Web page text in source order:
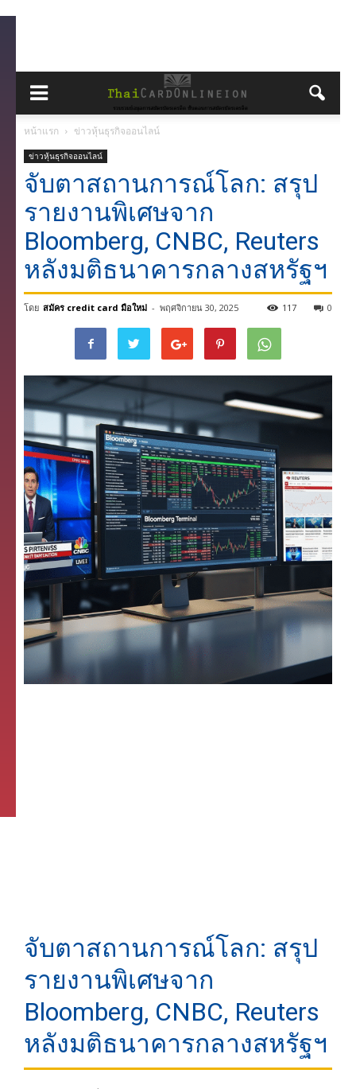
หน้าแรก ข่าวหุ้นธุรกิจออนไลน์
ข่าวหุ้นธุรกิจออนไลน์
จับตาสถานการณ์โลก: สรุป
รายงานพิเศษจาก
Bloomberg, CNBC, Reuters
หลังมติธนาคารกลางสหรัฐฯ
โดย สมัคร credit card มือใหม่ - พฤศจิกายน 30, 2025 0
117
จับตาสถานการณ์โลก: สรุป
รายงานพิเศษจาก
Bloomberg, CNBC, Reuters
หลังมติธนาคารกลางสหรัฐฯ